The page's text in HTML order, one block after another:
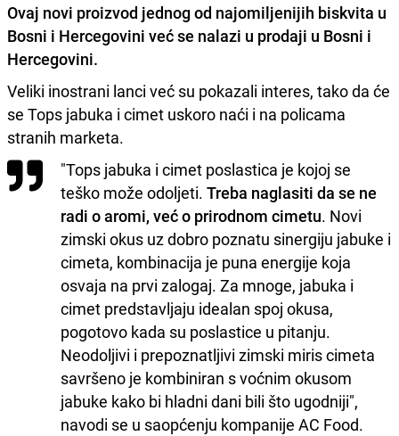
Ovaj novi proizvod jednog od najomiljenijih biskvita u
Bosni i Hercegovini već se nalazi u prodaji u Bosni i
Hercegovini.
Veliki inostrani lanci već su pokazali interes, tako da će
se Tops jabuka i cimet uskoro naći i na policama
stranih marketa.
"Tops jabuka i cimet poslastica je kojoj se
teško može odoljeti. Treba naglasiti da se ne
radi o aromi, već o prirodnom cimetu. Novi
zimski okus uz dobro poznatu sinergiju jabuke i
cimeta, kombinacija je puna energije koja
osvaja na prvi zalogaj. Za mnoge, jabuka i
cimet predstavljaju idealan spoj okusa,
pogotovo kada su poslastice u pitanju.
Neodoljivi i prepoznatljivi zimski miris cimeta
savršeno je kombiniran s voćnim okusom
jabuke kako bi hladni dani bili što ugodniji",
navodi se u saopćenju kompanije AC Food.